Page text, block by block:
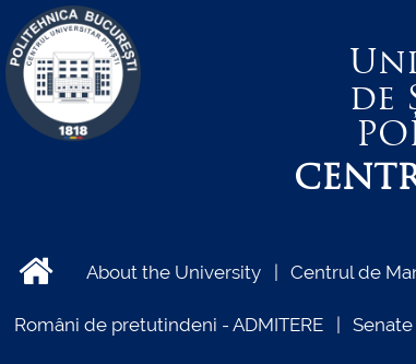
de
About the University Centrul de
Români de pretutindeni - ADMITERE Senate